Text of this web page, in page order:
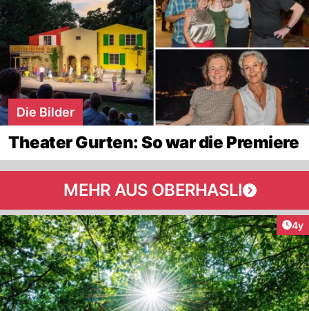
Die Bilder
Theater Gurten: So war die Premiere
MEHR AUS OBERHASLI
4y